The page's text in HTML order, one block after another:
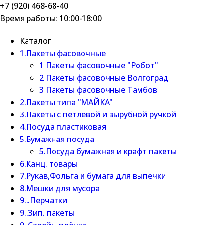
+7 (920) 468-68-40
Время работы: 10:00-18:00
Каталог
1.Пакеты фасовочные
1 Пакеты фасовочные "Робот"
2 Пакеты фасовочные Волгоград
3 Пакеты фасовочные Тамбов
2.Пакеты типа "МАЙКА"
3.Пакеты с петлевой и вырубной ручкой
4.Посуда пластиковая
5.Бумажная посуда
5.Посуда бумажная и крафт пакеты
6.Канц. товары
7.Рукав,Фольга и бумага для выпечки
8.Мешки для мусора
9...Перчатки
9..Зип. пакеты